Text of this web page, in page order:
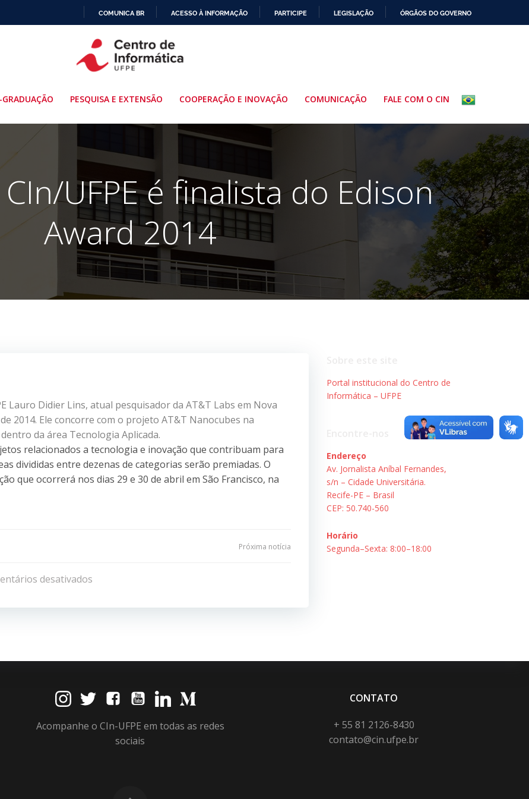
PARA
O
COMUNICA BR ACESSO À INFORMAÇÃO PARTICIPE LEGISLAÇÃO ÓRGÃOS DO GOVERNO
GRADUAÇÃO PESQUISA E EXTENSÃO COOPERAÇÃO E INOVAÇÃO COMUNICAÇÃO FALE COM O CIN
UFPE é finalista do Edison
Award 2014
Lauro Didier Lins, atual pesquisador da AT&T Labs em Nova
2014. Ele concorre com o projeto AT&T Nanocubes na
da área Tecnologia Aplicada.
relacionados a tecnologia e inovação que contribuam para
divididas entre dezenas de categorias serão premiadas. O
que ocorrerá nos dias 29 e 30 de abril em São Francisco, na
de
Post
Próxima notícia
desativados
Portal institucional do Centro de
Informática – UFPE
Endereço
Av. Jornalista Aníbal Fernandes,
s/n – Cidade Universitária.
Recife-PE – Brasil
CEP: 50.740-560
Horário
Segunda–Sexta: 8:00–18:00
Acompanhe o CIn-UFPE em todas as redes
sociais
CONTATO
+ 55 81 2126-8430
contato@cin.ufpe.br